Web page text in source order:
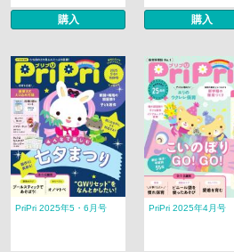
購入 購入
PriPri 2025年5・6月号 PriPri 2025年4月号